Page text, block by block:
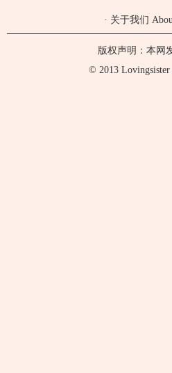
· 关于我们
版权声明：本网
© 2013 Lovingsister